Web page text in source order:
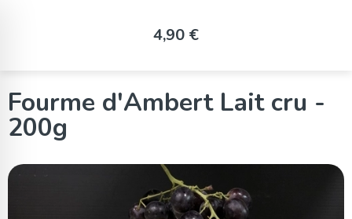
Fourme d'Ambert Lait cru -
200g
4,90 €